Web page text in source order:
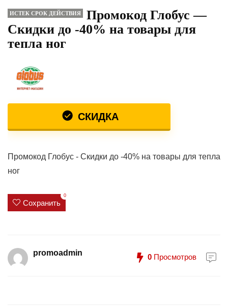
ИСТЕК СРОК ДЕЙСТВИЯ
Промокод Глобус —
Скидки до -40% на товары для
тепла ног
СКИДКА
Промокод Глобус - Скидки до -40% на товары для тепла
ног
Сохранить
0
promoadmin 0 Просмотров